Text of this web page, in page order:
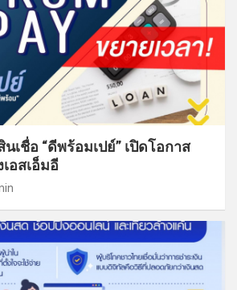
เชื่อ “ดีพร้อมเปย์” เปิดโอกาส
อสเอ็มอี